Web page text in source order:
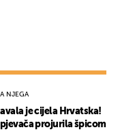
NJEGA
je cijela Hrvatska!
projurila špicom